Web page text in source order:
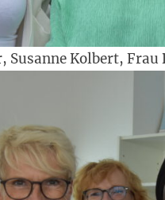
Susanne Kolbert, Frau